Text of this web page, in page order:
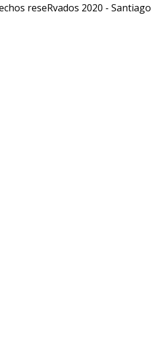
reseRvados 2020 - Santiago